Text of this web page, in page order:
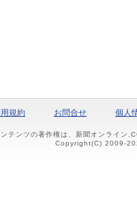
規約 お問合せ 個人
テンツの著作権は、新聞オンライン
Copyright(C) 2009-